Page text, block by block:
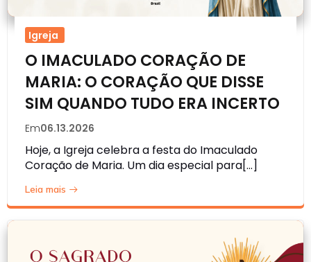
Igreja
O IMACULADO CORAÇÃO DE
MARIA: O CORAÇÃO QUE DISSE
SIM QUANDO TUDO ERA INCERTO
Em06.13.2026
Hoje, a Igreja celebra a festa do Imaculado
Coração de Maria. Um dia especial para[…]
Leia mais